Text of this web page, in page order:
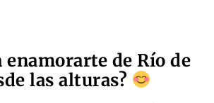
enamorarte de Río de
las alturas?